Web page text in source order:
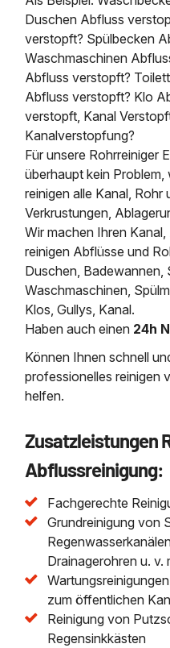
Duschen Abfluss
verstopft? Spülbecken
Waschmaschinen
Abfluss verstopft?
Abfluss verstopft? Klo
verstopft, Kanal
Kanalverstopfung?
Für unsere Rohrreiniger
überhaupt kein Problem,
reinigen alle Kanal,
Verkrustungen,
Wir machen Ihren
reinigen Abflüsse und
Duschen, Badewannen,
Waschmaschinen,
Klos, Gullys, Kanal.
Haben auch einen 24h
Können Ihnen schnell
professionelles reinigen
helfen.
Zusatzleistungen
Abflussreinigung:
Fachgerechte
Grundreinigung von
Drainagerohren u. v.
zum öffentlichen
Reinigung von
Regensinkkästen